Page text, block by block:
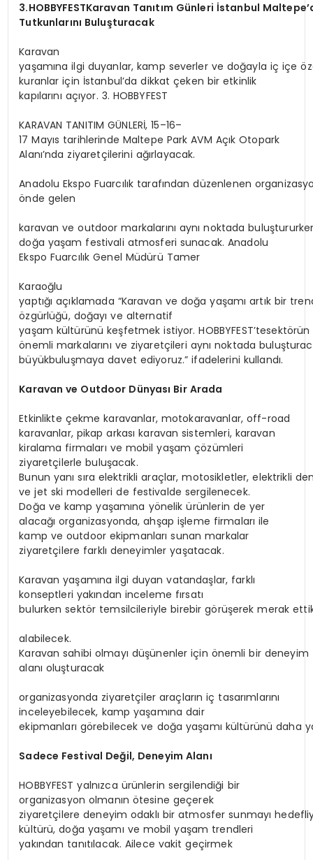
3.HOBBYFESTKaravan Tanıtım Günleri İstanbul
Tutkunlarını Buluşturacak
Karavan
yaşamına ilgi duyanlar, kamp severler ve doğayla iç içe
kuranlar için İstanbul’da dikkat çeken bir etkinlik
kapılarını açıyor. 3. HOBBYFEST
KARAVAN TANITIM GÜNLERİ, 15–16–
17 Mayıs tarihlerinde Maltepe Park AVM Açık Otopark
Alanı’nda ziyaretçilerini ağırlayacak.
Anadolu Ekspo Fuarcılık tarafından düzenlenen
önde gelen
karavan ve outdoor markalarını aynı noktada
doğa yaşam festivali atmosferi sunacak. Anadolu
Ekspo Fuarcılık Genel Müdürü Tamer
Karaoğlu
yaptığı açıklamada “Karavan ve doğa yaşamı artık bir
özgürlüğü, doğayı ve alternatif
yaşam kültürünü keşfetmek istiyor. HOBBYFEST’tesektörün
önemli markalarını ve ziyaretçileri aynı noktada
büyükbuluşmaya davet ediyoruz.” ifadelerini kullandı.
Karavan ve Outdoor Dünyası Bir Arada
Etkinlikte çekme karavanlar, motokaravanlar, off-road
karavanlar, pikap arkası karavan sistemleri, karavan
kiralama firmaları ve mobil yaşam çözümleri
ziyaretçilerle buluşacak.
Bunun yanı sıra elektrikli araçlar, motosikletler, elektrikli
ve jet ski modelleri de festivalde sergilenecek.
Doğa ve kamp yaşamına yönelik ürünlerin de yer
alacağı organizasyonda, ahşap işleme firmaları ile
kamp ve outdoor ekipmanları sunan markalar
ziyaretçilere farklı deneyimler yaşatacak.
Karavan yaşamına ilgi duyan vatandaşlar, farklı
konseptleri yakından inceleme fırsatı
bulurken sektör temsilcileriyle birebir görüşerek merak
alabilecek.
Karavan sahibi olmayı düşünenler için önemli bir deneyim
alanı oluşturacak
organizasyonda ziyaretçiler araçların iç tasarımlarını
inceleyebilecek, kamp yaşamına dair
ekipmanları görebilecek ve doğa yaşamı kültürünü daha
Sadece Festival Değil, Deneyim Alanı
HOBBYFEST yalnızca ürünlerin sergilendiği bir
organizasyon olmanın ötesine geçerek
ziyaretçilere deneyim odaklı bir atmosfer sunmayı
kültürü, doğa yaşamı ve mobil yaşam trendleri
yakından tanıtılacak. Ailece vakit geçirmek